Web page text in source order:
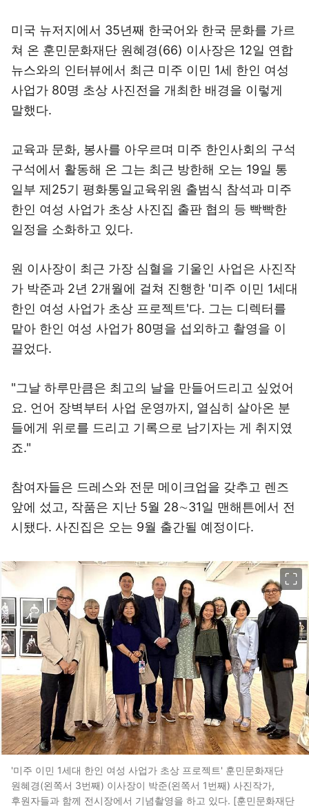
미국 뉴저지에서 35년째 한국어와 한국 문화를 가르
쳐 온 훈민문화재단 원혜경(66) 이사장은 12일 연합
뉴스와의 인터뷰에서 최근 미주 이민 1세 한인 여성
사업가 80명 초상 사진전을 개최한 배경을 이렇게
말했다.
교육과 문화, 봉사를 아우르며 미주 한인사회의 구석
구석에서 활동해 온 그는 최근 방한해 오는 19일 통
일부 제25기 평화통일교육위원 출범식 참석과 미주
한인 여성 사업가 초상 사진집 출판 협의 등 빡빡한
일정을 소화하고 있다.
원 이사장이 최근 가장 심혈을 기울인 사업은 사진작
가 박준과 2년 2개월에 걸쳐 진행한 '미주 이민 1세대
한인 여성 사업가 초상 프로젝트'다. 그는 디렉터를
맡아 한인 여성 사업가 80명을 섭외하고 촬영을 이
끌었다.
"그날 하루만큼은 최고의 날을 만들어드리고 싶었어
요. 언어 장벽부터 사업 운영까지, 열심히 살아온 분
들에게 위로를 드리고 기록으로 남기자는 게 취지였
죠."
참여자들은 드레스와 전문 메이크업을 갖추고 렌즈
앞에 섰고, 작품은 지난 5월 28∼31일 맨해튼에서 전
시됐다. 사진집은 오는 9월 출간될 예정이다.
'미주 이민 1세대 한인 여성 사업가 초상 프로젝트' 훈민문화재단
원혜경(왼쪽서 3번째) 이사장이 박준(왼쪽서 1번째) 사진작가,
후원자들과 함께 전시장에서 기념촬영을 하고 있다. [훈민문화재단